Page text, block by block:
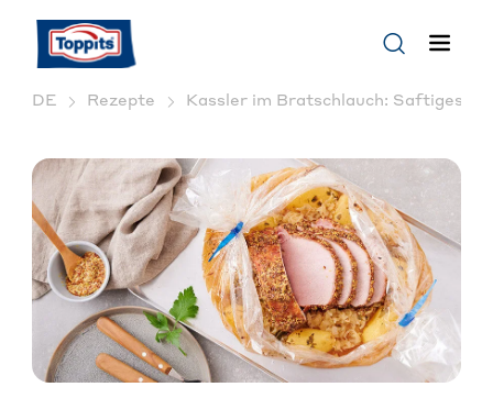
DE Rezepte Kassler im Bratschlauch: Saftiges